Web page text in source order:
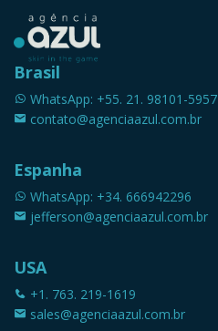
Brasil
WhatsApp: +55. 21. 98101-5957
contato@agenciaazul.com.br
Espanha
WhatsApp: +34. 666942296
jefferson@agenciaazul.com.br
USA
+1. 763. 219-1619
sales@agenciaazul.com.br